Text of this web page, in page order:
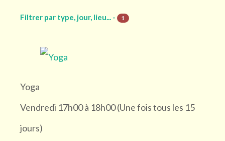
Filtrer par type, jour, lieu... - 1
Groupe du samedi (1)
Yoga
Vendredi 17h00 à 18h00 (Une fois tous les 15
jours)